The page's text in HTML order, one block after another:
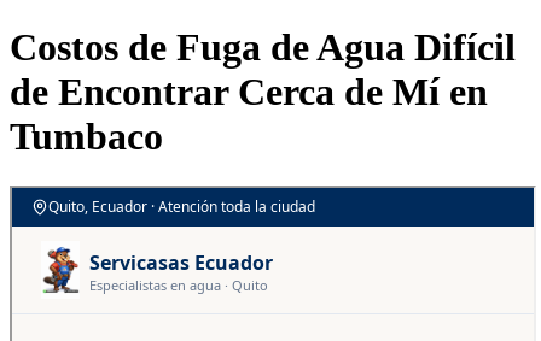
Costos de Fuga de Agua Difícil
de Encontrar Cerca de Mí en
Tumbaco